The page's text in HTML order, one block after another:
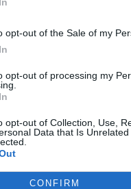
opt-out of the Sale of my
opt-out of processing my
opt-out of Collection, Use,
Data that Is
CONFIRM
is
hivatal
évek